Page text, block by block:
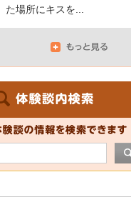
た場所にキスを...